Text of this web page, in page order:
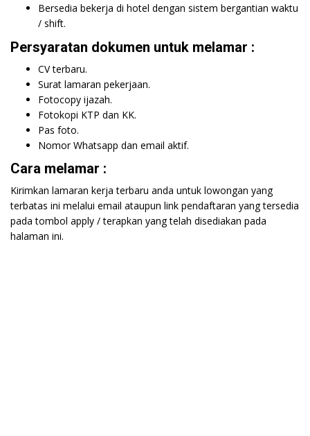
Bersedia bekerja di hotel dengan sistem bergantian waktu
/ shift.
Persyaratan dokumen untuk melamar :
CV terbaru.
Surat lamaran pekerjaan.
Fotocopy ijazah.
Fotokopi KTP dan KK.
Pas foto.
Nomor Whatsapp dan email aktif.
Cara melamar :
Kirimkan lamaran kerja terbaru anda untuk lowongan yang
terbatas ini melalui email ataupun link pendaftaran yang tersedia
pada tombol apply / terapkan yang telah disediakan pada
halaman ini.